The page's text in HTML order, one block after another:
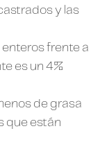
y las
enteros frente a
es un 4%
de grasa
que están